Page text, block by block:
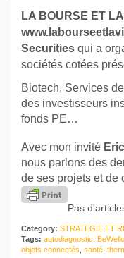
LA BOURSE ET
Securities qui a
sociétés cotées
Biotech, Services
des investisseurs
fonds PE…
Avec mon invité
nous parlons des
de ses projets et de
Pas
Category: STRATEGIE ET
Tags: autodiagnostic
objets connectés santé